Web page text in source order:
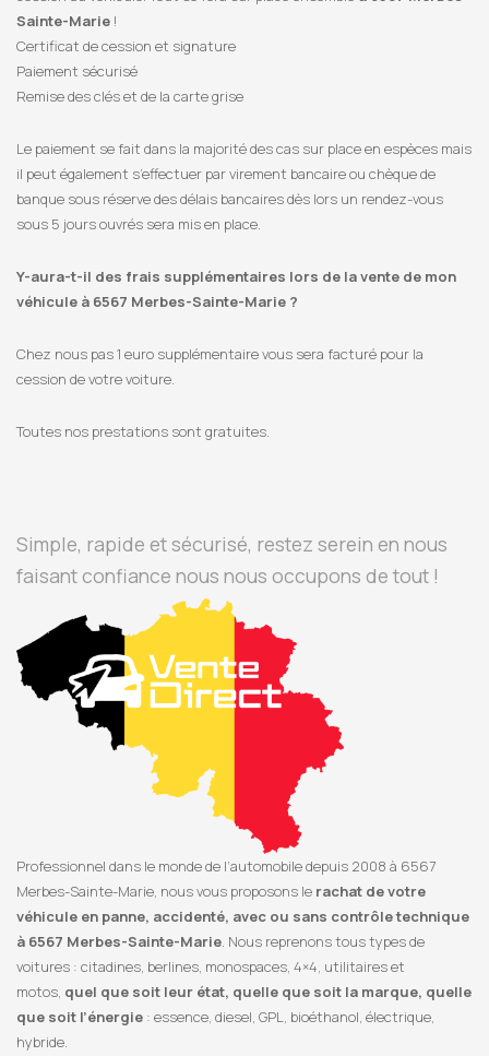
Sainte-Marie !
Certificat de cession et signature
Paiement sécurisé
Remise des clés et de la carte grise
Le paiement se fait dans la majorité des cas sur place en espèces mais
il peut également s’effectuer par virement bancaire ou chèque de
banque sous réserve des délais bancaires dès lors un rendez-vous
sous 5 jours ouvrés sera mis en place.
Y-aura-t-il des frais supplémentaires lors de la vente de mon
véhicule à 6567 Merbes-Sainte-Marie ?
Chez nous pas 1 euro supplémentaire vous sera facturé pour la
cession de votre voiture.
Toutes nos prestations sont gratuites.
Simple, rapide et sécurisé, restez serein en nous
faisant confiance nous nous occupons de tout !
Professionnel dans le monde de l’automobile depuis 2008 à 6567
Merbes-Sainte-Marie, nous vous proposons le rachat de votre
véhicule en panne, accidenté, avec ou sans contrôle technique
à 6567 Merbes-Sainte-Marie. Nous reprenons tous types de
voitures : citadines, berlines, monospaces, 4×4, utilitaires et
motos, quel que soit leur état, quelle que soit la marque, quelle
que soit l’énergie : essence, diesel, GPL, bioéthanol, électrique,
hybride.